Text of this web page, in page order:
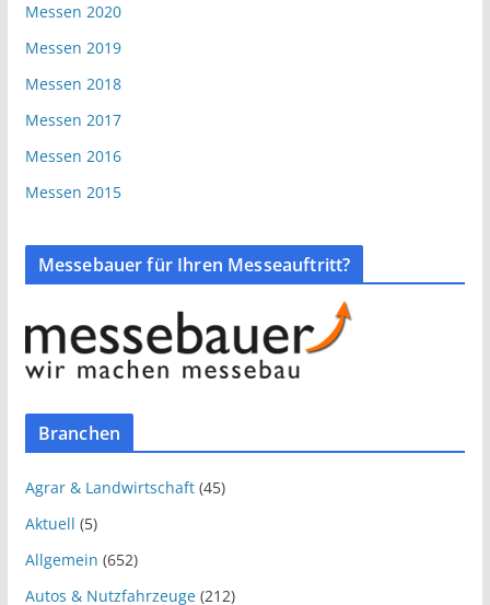
Messen 2020
Messen 2019
Messen 2018
Messen 2017
Messen 2016
Messen 2015
Messebauer für Ihren Messeauftritt?
Branchen
Agrar & Landwirtschaft(45)
Aktuell (5)
Allgemein (652)
Autos & Nutzfahrzeuge(212)